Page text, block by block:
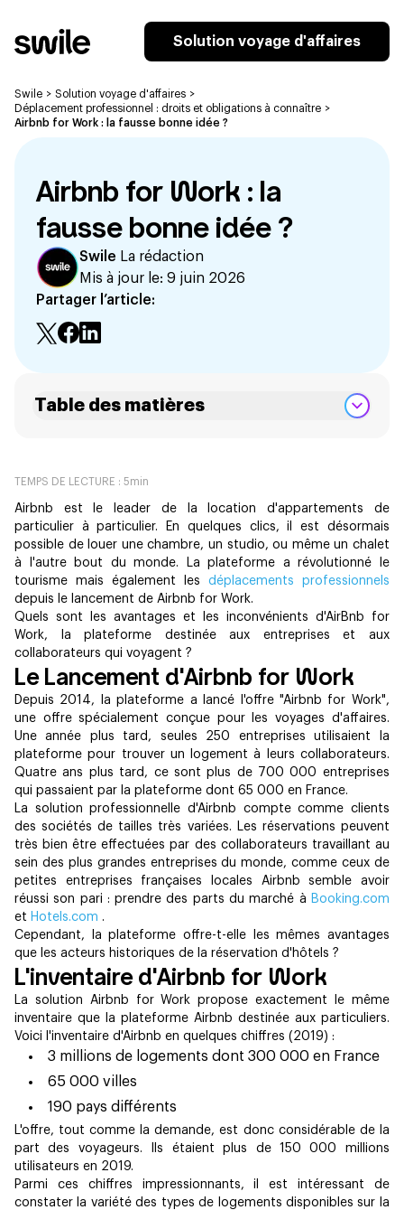
Solution voyage d'affaires
Swile > Solution voyage d'affaires >
Déplacement professionnel : droits et obligations à connaître >
Airbnb for Work : la fausse bonne idée ?
Airbnb for Work : la
fausse bonne idée ?
Swile La rédaction
Mis à jour le: 9 juin 2026
Partager l’article:
TEMPS DE LECTURE : 5min
Airbnb est le leader de la location d'appartements de
particulier à particulier. En quelques clics, il est désormais
possible de louer une chambre, un studio, ou même un chalet
à l'autre bout du monde. La plateforme a révolutionné le
tourisme mais également les déplacements professionnels
depuis le lancement de Airbnb for Work.
Quels sont les avantages et les inconvénients d'AirBnb for
Work, la plateforme destinée aux entreprises et aux
collaborateurs qui voyagent ?
Le Lancement d'Airbnb for Work
Depuis 2014, la plateforme a lancé l'offre "Airbnb for Work",
une offre spécialement conçue pour les voyages d'affaires.
Une année plus tard, seules 250 entreprises utilisaient la
plateforme pour trouver un logement à leurs collaborateurs.
Quatre ans plus tard, ce sont plus de 700 000 entreprises
qui passaient par la plateforme dont 65 000 en France.
La solution professionnelle d'Airbnb compte comme clients
des sociétés de tailles très variées. Les réservations peuvent
très bien être effectuées par des collaborateurs travaillant au
sein des plus grandes entreprises du monde, comme ceux de
petites entreprises françaises locales Airbnb semble avoir
réussi son pari : prendre des parts du marché à Booking.com
et Hotels.com .
Cependant, la plateforme offre-t-elle les mêmes avantages
que les acteurs historiques de la réservation d'hôtels ?
L'inventaire d'Airbnb for Work
La solution Airbnb for Work propose exactement le même
inventaire que la plateforme Airbnb destinée aux particuliers.
Voici l'inventaire d'Airbnb en quelques chiffres (2019) :
3 millions de logements dont 300 000 en France
65 000 villes
190 pays différents
L'offre, tout comme la demande, est donc considérable de la
part des voyageurs. Ils étaient plus de 150 000 millions
utilisateurs en 2019.
Parmi ces chiffres impressionnants, il est intéressant de
constater la variété des types de logements disponibles sur la
Table des matières